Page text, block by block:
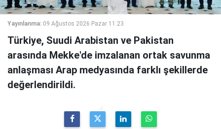
Yayınlanma: 09 Ağustos 2026 Pazar 11:23
Türkiye, Suudi Arabistan ve Pakistan
arasında Mekke'de imzalanan ortak savunma
anlaşması Arap medyasında farklı şekillerde
değerlendirildi.